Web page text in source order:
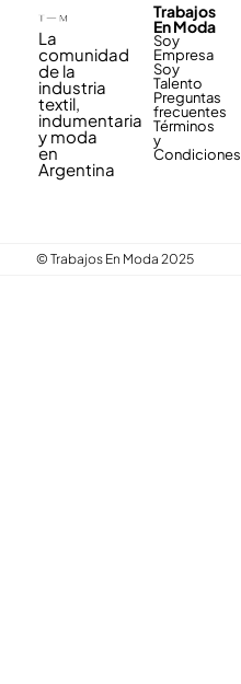
La
comunidad
de la
industria
textil,
indumentaria
y moda
en
Argentina
Trabajos
En Moda
Soy
Empresa
Soy
Talento
Preguntas
frecuentes
Términos
y
Condiciones
© Trabajos En Moda 2025